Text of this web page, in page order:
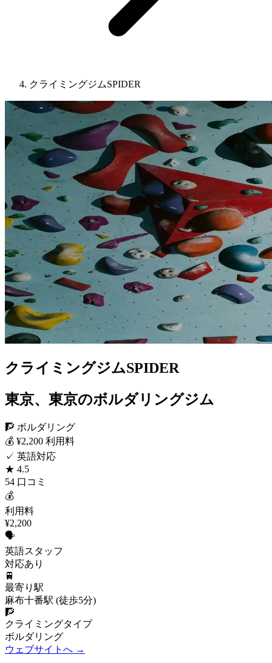
クライミングジムSPIDER
クライミングジムSPIDER
東京、東京のボルダリングジム
🧗 ボルダリング
💰 ¥2,200 利用料
✓ 英語対応
★ 4.5
54 口コミ
💰
利用料
¥2,200
🗣️
英語スタッフ
対応あり
🚆
最寄り駅
麻布十番駅 (徒歩5分)
🧗
クライミングタイプ
ボルダリング
ウェブサイトへ →